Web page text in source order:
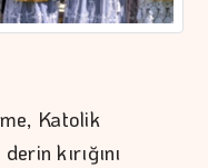
Katolik
kırığını